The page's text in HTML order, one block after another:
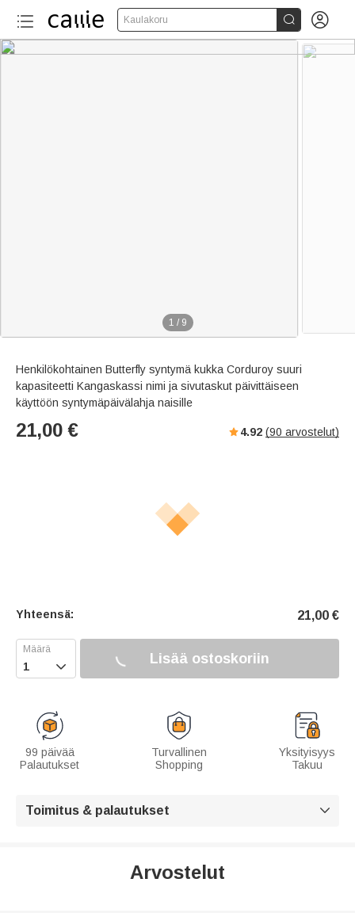
Kaulakoru  
1 / 9
Henkilökohtainen Butterfly syntymä kukka Corduroy suuri
kapasiteetti Kangaskassi nimi ja sivutaskut päivittäiseen
käyttöön syntymäpäivälahja naisille
21,00 € 4.92 (90 arvostelut)
Yhteensä: 21,00 €
 Lisää ostoskoriin
99 päivää
Palautukset
Turvallinen
Shopping
Yksityisyys
Takuu
Toimitus & palautukset 
Arvostelut